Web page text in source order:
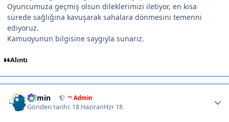
Oyuncumuza geçmiş olsun dileklerimizi iletiyor, en kısa
sürede sağlığına kavuşarak sahalara dönmesini temenni
ediyoruz.
Kamuoyunun bilgisine saygıyla sunarız.
Alıntı
Admin ™ Admin
Gönderi tarihi: 18 HaziranHzr 18